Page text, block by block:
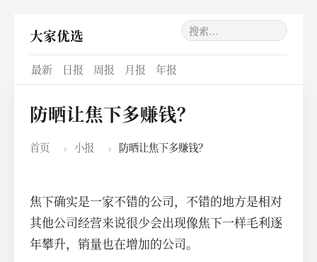
大家优选
最新 日报 周报 月报 年报
防晒让焦下多赚钱？
首页 › 小报 › 防晒让焦下多赚钱？
焦下确实是一家不错的公司，不错的地方是相对
其他公司经营来说很少会出现像焦下一样毛利逐
年攀升，销量也在增加的公司。